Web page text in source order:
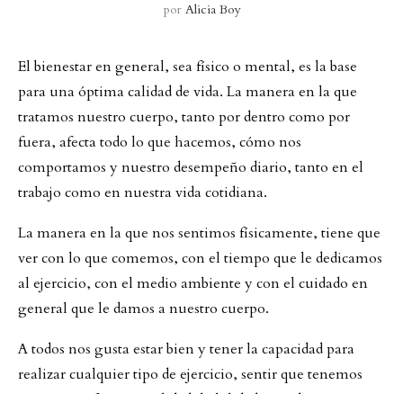
por Alicia Boy
El bienestar en general, sea físico o mental, es la base
para una óptima calidad de vida. La manera en la que
tratamos nuestro cuerpo, tanto por dentro como por
fuera, afecta todo lo que hacemos, cómo nos
comportamos y nuestro desempeño diario, tanto en el
trabajo como en nuestra vida cotidiana.
La manera en la que nos sentimos físicamente, tiene que
ver con lo que comemos, con el tiempo que le dedicamos
al ejercicio, con el medio ambiente y con el cuidado en
general que le damos a nuestro cuerpo.
A todos nos gusta estar bien y tener la capacidad para
realizar cualquier tipo de ejercicio, sentir que tenemos